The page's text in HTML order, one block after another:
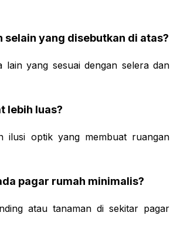
selain yang disebutkan di atas?
lain yang sesuai dengan selera dan
lebih luas?
ilusi optik yang membuat ruangan
pagar rumah minimalis?
atau tanaman di sekitar pagar